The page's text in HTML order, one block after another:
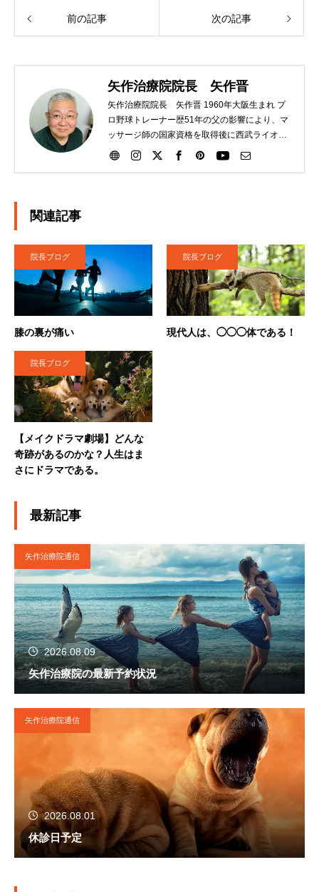
前の記事 次の記事
矢作治療院院長 矢作晋
矢作治療院院長 矢作晋 1960年大阪生まれ プ
ロ野球トレーナー歴51年の父の影響により、マ
ッサージ師の国家資格を取得後に西武ライオン
ズにトレーナーとして入団。その後、大洋ホエ
関連記事
院長ブログ
膝の裏が痛い
院長ブログ
現代人は、◯◯◯体である！
院長ブログ
【メイクドラマ劇場】どんな
奇跡があるのかな？人生はま
さにドラマである。
最新記事
矢作治療院通信
2026.08.09
矢作治療院の最新予約状況
矢作治療院通信
2026.08.01
休診日予定